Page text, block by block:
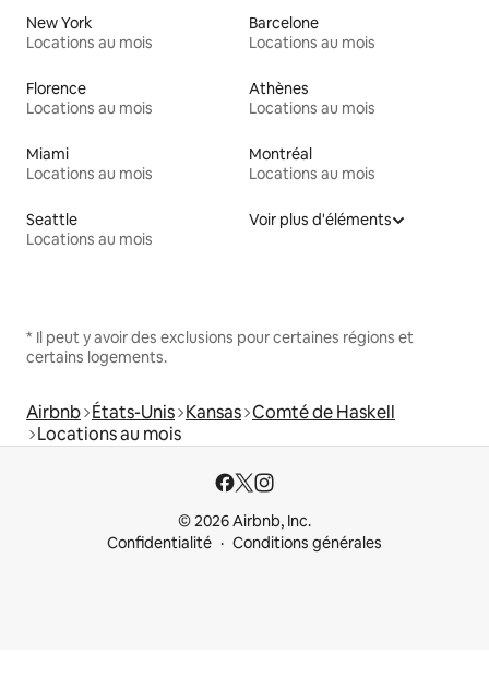
New York
Locations au mois
Barcelone
Locations au mois
Florence
Locations au mois
Athènes
Locations au mois
Miami
Locations au mois
Montréal
Locations au mois
Seattle
Locations au mois
Voir plus d'éléments
* Il peut y avoir des exclusions pour certaines régions et
certains logements.
Airbnb États-Unis Kansas Comté de Haskell
Locations au mois
© 2026 Airbnb, Inc.
Confidentialité
Conditions générales